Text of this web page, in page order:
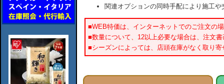
関連オプションの同時手配により施工
■WEB特価は、インターネットでのご注文の
■数量について、12以上必要な場合は、注文
■シーズンによっては、店頭在庫がなく取り